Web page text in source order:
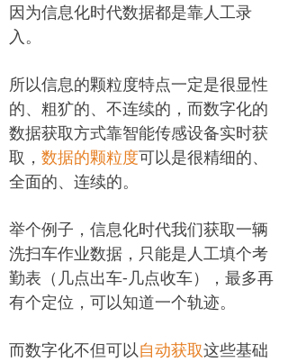
因为信息化时代数据都是靠人工录
入。
所以信息的颗粒度特点一定是很显性
的、粗犷的、不连续的，而数字化的
数据获取方式靠智能传感设备实时获
取， 数据的颗粒度可以是很精细的、
全面的、连续的。
举个例子，信息化时代我们获取一辆
洗扫车作业数据，只能是人工填个考
勤表（几点出车-几点收车），最多再
有个定位，可以知道一个轨迹。
而数字化不但可以自动获取这些基础